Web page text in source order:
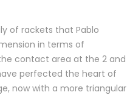
of rackets that Pablo
in terms of
contact area at the 2 and
perfected the heart of
now with a more triangular